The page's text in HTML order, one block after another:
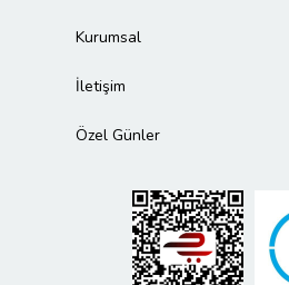
Kurumsal
İletişim
Özel Günler